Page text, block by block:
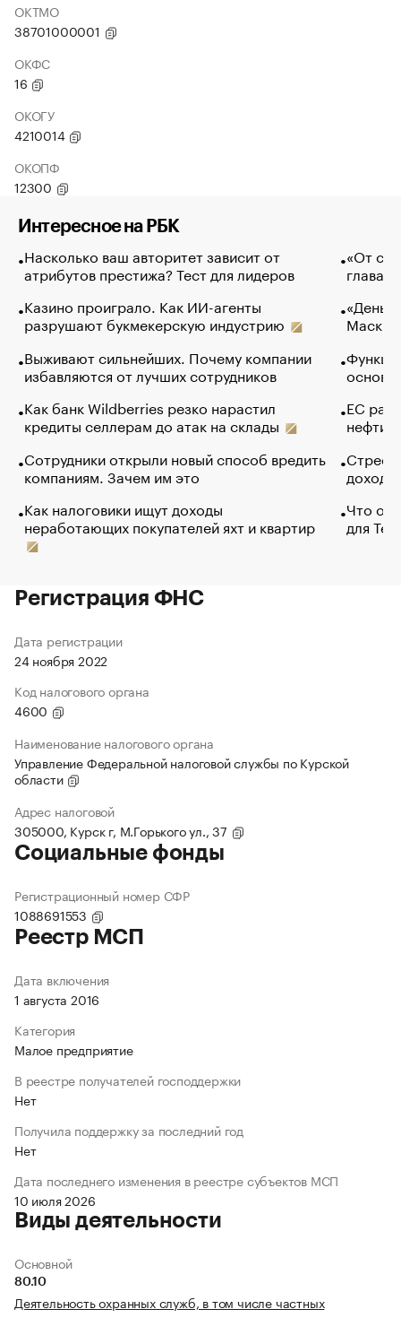
ОКТМО
38701000001
ОКФС
16
ОКОГУ
4210014
ОКОПФ
12300
Интересное на РБК
Насколько ваш авторитет зависит от
атрибутов престижа? Тест для лидеров
Казино проиграло. Как ИИ-агенты
разрушают букмекерскую индустрию
Выживают сильнейших. Почему компании
избавляются от лучших сотрудников
Как банк Wildberries резко нарастил
кредиты селлерам до атак на склады
Сотрудники открыли новый способ вредить
компаниям. Зачем им это
Как налоговики ищут доходы
неработающих покупателей яхт и квартир
«От
глава
Маск в
основ
ЕС
нефти
Что
для
Регистрация ФНС
Дата регистрации
24 ноября 2022
Код налогового органа
4600
Наименование налогового органа
Управление Федеральной налоговой службы по Курской
области
Адрес налоговой
305000, Курск г, М.Горького ул., 37
Социальные фонды
Регистрационный номер СФР
1088691553
Реестр МСП
Дата включения
1 августа 2016
Категория
Малое предприятие
В реестре получателей господдержки
Нет
Получила поддержку за последний год
Нет
Дата последнего изменения в реестре субъектов МСП
10 июля 2026
Виды деятельности
Основной
80.10
Деятельность охранных служб, в том числе частных